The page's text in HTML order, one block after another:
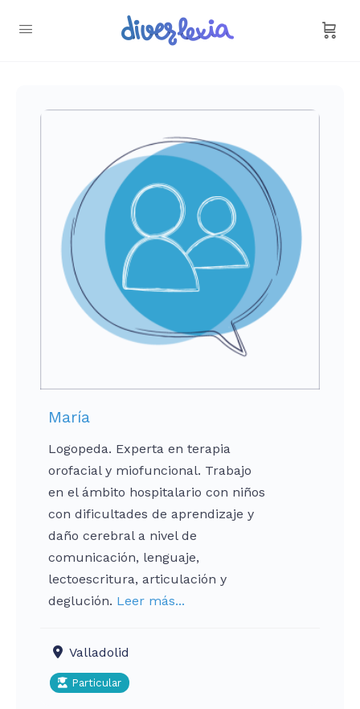
María
Logopeda. Experta en terapia
orofacial y miofuncional. Trabajo
en el ámbito hospitalario con niños
con dificultades de aprendizaje y
daño cerebral a nivel de
comunicación, lenguaje,
lectoescritura, articulación y
deglución. Leer más...
Valladolid
Particular